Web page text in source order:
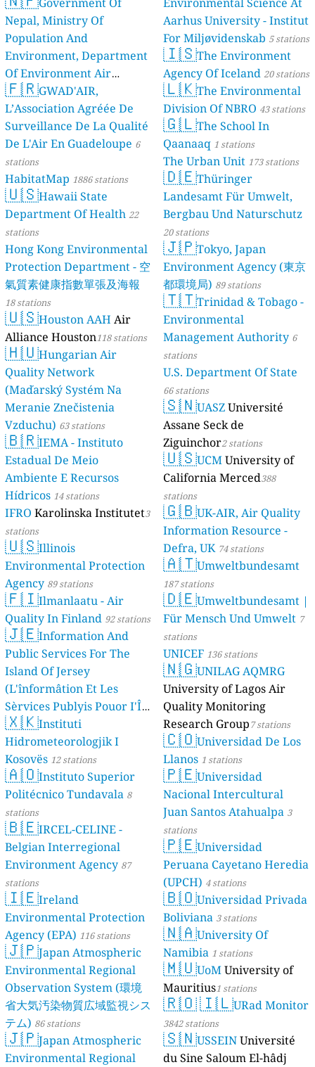
Nepal, Ministry Of
Population And
Environment, Department
Of Environment Air
Quality Monitoring
stations
🇫🇷GWAD'AIR,
L’Association Agréée De
Surveillance De La Qualité
De L'Air En Guadeloupe 6
stations
HabitatMap 1886 stations
🇺🇸Hawaii State
Department Of Health 22
stations
Hong Kong Environmental
Protection Department - 空
氣質素健康指數單張及海報
18 stations
🇺🇸Houston AAH Air
Alliance Houston118 stations
🇭🇺Hungarian Air
Quality Network
(Maďarský Systém Na
Meranie Znečistenia
Vzduchu) 63 stations
🇧🇷IEMA - Instituto
Estadual De Meio
Ambiente E Recursos
Hídricos 14 stations
IFRO Karolinska Institutet3
stations
🇺🇸Illinois
Environmental Protection
Agency 89 stations
🇫🇮Ilmanlaatu - Air
Quality In Finland 92 stations
🇯🇪Information And
Public Services For The
Island Of Jersey
(L'înformâtion Et Les
Sèrvices Publyis Pouor I'Île
Dé Jèrri) 2 stations
🇽🇰Instituti
Hidrometeorologjik I
Kosovës 12 stations
🇦🇴Instituto Superior
Politécnico Tundavala 8
stations
🇧🇪IRCEL-CELINE -
Belgian Interregional
Environment Agency 87
stations
🇮🇪Ireland
Environmental Protection
Agency (EPA) 116 stations
🇯🇵Japan Atmospheric
Environmental Regional
Observation System (環境
省大気汚染物質広域監視シス
テム) 86 stations
🇯🇵Japan Atmospheric
Environmental Regional
Aarhus University - Institut
For Miljøvidenskab 5 stations
🇮🇸The Environment
Agency Of Iceland 20 stations
🇱🇰The Environmental
Division Of NBRO 43 stations
🇬🇱The School In
Qaanaaq 1 stations
The Urban Unit 173 stations
🇩🇪Thüringer
Landesamt Für Umwelt,
Bergbau Und Naturschutz
20 stations
🇯🇵Tokyo, Japan
Environment Agency (東京
都環境局) 89 stations
🇹🇹Trinidad & Tobago -
Environmental
Management Authority 6
stations
U.S. Department Of State
66 stations
🇸🇳UASZUniversité
Assane Seck de
Ziguinchor2 stations
🇺🇸UCMUniversity of
California Merced388
stations
🇬🇧UK-AIR, Air Quality
Information Resource -
Defra, UK 74 stations
🇦🇹Umweltbundesamt
187 stations
🇩🇪Umweltbundesamt |
Für Mensch Und Umwelt 7
stations
UNICEF 136 stations
🇳🇬UNILAG AQMRG
University of Lagos Air
Quality Monitoring
Research Group7 stations
🇨🇴Universidad De Los
Llanos 1 stations
🇵🇪Universidad
Nacional Intercultural
Juan Santos Atahualpa 3
stations
🇵🇪Universidad
Peruana Cayetano Heredia
(UPCH) 4 stations
🇧🇴Universidad Privada
Boliviana 3 stations
🇳🇦University Of
Namibia 1 stations
🇲🇺UoMUniversity of
Mauritius1 stations
🇷🇴🇮🇱URad Monitor
3842 stations
🇸🇳USSEINUniversité
du Sine Saloum El-hâdj